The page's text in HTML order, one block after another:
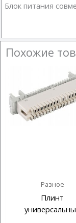
Блок питания
Похожие
Разное
Плинт